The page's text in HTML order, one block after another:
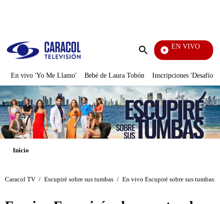
Enviar
EN VIVO
Televentas
En vivo 'Yo Me Llamo' Bebé de Laura Tobón Inscripciones 'Desafío'
Inicio
Caracol TV / Escupiré sobre sus tumbas / En vivo Escupiré sobre sus tumbas: